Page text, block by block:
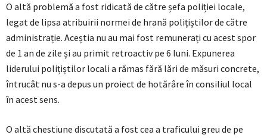
O altă problemă a fost ridicată de către șefa poliției locale,
legat de lipsa atribuirii normei de hrană polițiștilor de către
administrație. Aceștia nu au mai fost remunerați cu acest spor
de 1 an de zile și au primit retroactiv pe 6 luni. Expunerea
liderului polițiștilor locali a rămas fără lări de măsuri concrete,
întrucât nu s-a depus un proiect de hotărâre în consiliul local
în acest sens.
O altă chestiune discutată a fost cea a traficului greu de pe